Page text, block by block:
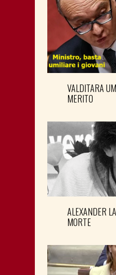
VALDITARA
MERITO
ALEXANDER
MORTE